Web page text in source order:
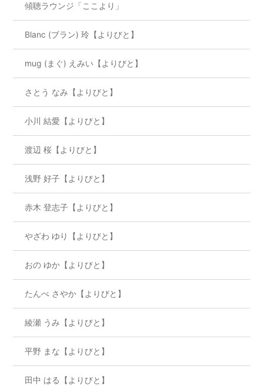
傾聴ラウンジ「ここより」
Blanc (ブラン) 玲【よりびと】
mug (まぐ) えみい【よりびと】
さとう なみ【よりびと】
小川 結愛【よりびと】
渡辺 桜【よりびと】
浅野 好子【よりびと】
赤木 登志子【よりびと】
やざわ ゆり【よりびと】
おの ゆか【よりびと】
たんべ さやか【よりびと】
綾瀬 うみ【よりびと】
平野 まな【よりびと】
田中 はる【よりびと】